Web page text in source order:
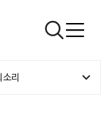
검색창
소리